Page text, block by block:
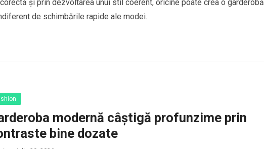
și prin dezvoltarea unui stil coerent, oricine poate crea o garderobă
de schimbările rapide ale modei.
modernă câștigă profunzime prin
bine dozate